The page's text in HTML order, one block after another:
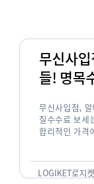
무신사
들! 명목
무신사입점,
질수수료 보세
합리적인 가격
LOGIKET로지켓